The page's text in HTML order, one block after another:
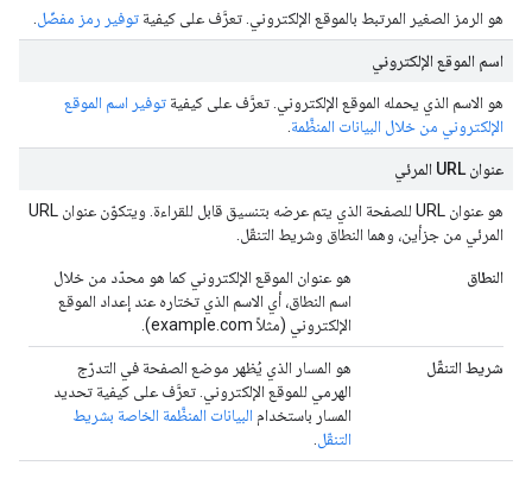
هو الرمز الصغير المرتبط بالموقع الإلكتروني. تعرَّف على كيفية توفير رمز مفضّل
اسم الموقع الإلكتروني
هو الاسم الذي يحمله الموقع الإلكتروني. تعرَّف على كيفية توفير اسم الموقع
الإلكتروني من خلال البيانات المنظَّمة
عنوان URL المرئي
هو عنوان URL للصفحة الذي يتم عرضه بتنسيق قابل للقراءة. ويتكوّن عنوان URL
المرئي من جزأين، وهما النطاق وشريط التنقّل.
النطاق
هو عنوان الموقع الإلكتروني كما هو محدّد من خلال
اسم النطاق، أي الاسم الذي تختاره عند إعداد الموقع
الإلكتروني (مثلاً example.com).
شريط التنقّل
هو المسار الذي يُظهر موضع الصفحة في التدرّج
الهرمي للموقع الإلكتروني. تعرَّف على كيفية تحديد
المسار باستخدام البيانات المنظَّمة الخاصة بشريط
التنقّل